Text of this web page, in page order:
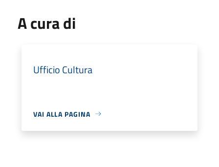
A cura di
Ufficio Cultura
VAI ALLA PAGINA